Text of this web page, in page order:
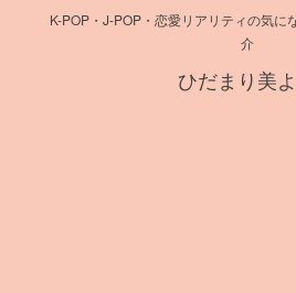
K-POP・J-POP・恋愛リアリティの気に
介
ひだまり美